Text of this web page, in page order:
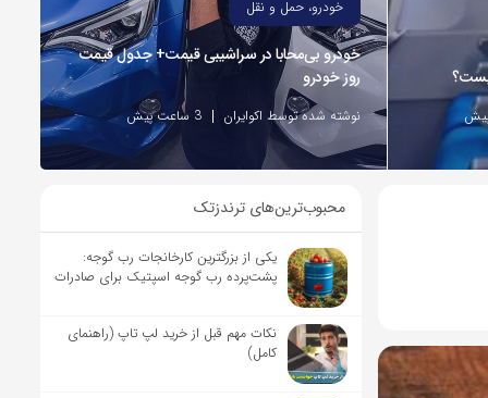
خودرو، حمل و نقل
خودرو بی‌محابا در سراشیبی قیمت+ جدول قیمت
روز خودرو
نوشته شده توسط اکوایران 3 ساعت پیش
محبوب‌ترین‌های ترندزتک
یکی از بزرگترین کارخانجات رب گوجه:
پشت‌پرده رب گوجه اسپتیک برای صادرات
نکات مهم قبل از خرید لپ تاپ (راهنمای
کامل)